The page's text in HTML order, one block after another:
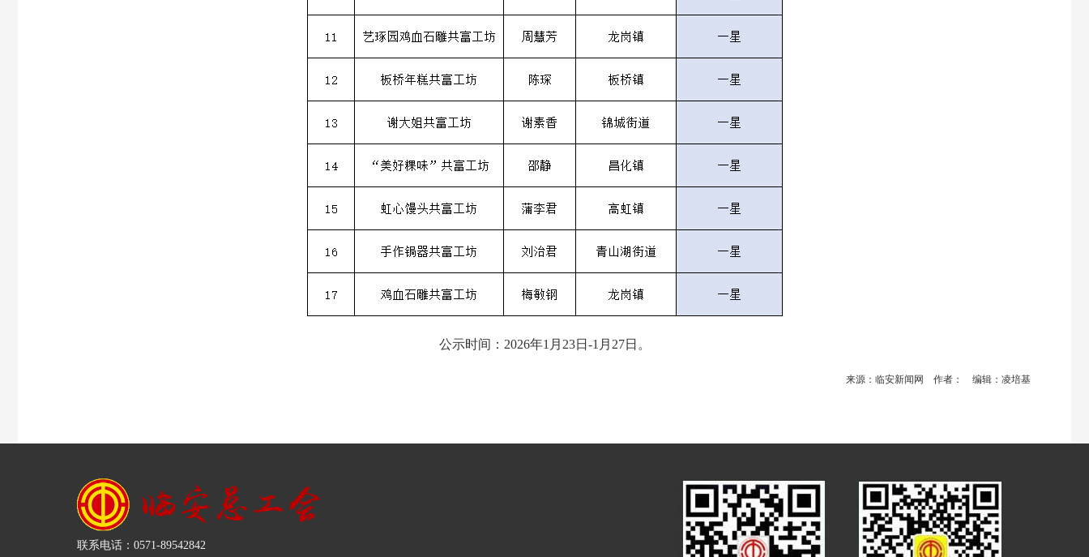
公示时间：2026年1月23日-1月27日。
来源：临安新闻网 作者： 编辑：凌培基
联系电话：0571-89542842